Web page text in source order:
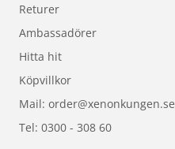
Returer
Ambassadörer
Hitta hit
Köpvillkor
Mail: order@xenonkungen.se
Tel: 0300 - 308 60